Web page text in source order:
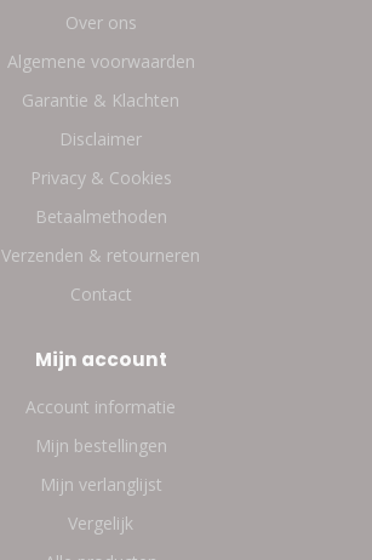
Over ons
Algemene voorwaarden
Garantie & Klachten
Disclaimer
Privacy & Cookies
Betaalmethoden
Verzenden & retourneren
Contact
Mijn account
Account informatie
Mijn bestellingen
Mijn verlanglijst
Vergelijk